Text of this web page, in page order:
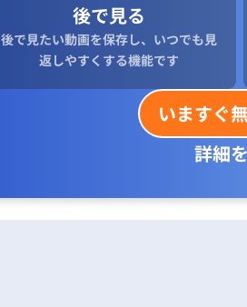
後で見る
後で見たい動画を保存し、いつでも見
返しやすくする機能です
いますぐ
詳細